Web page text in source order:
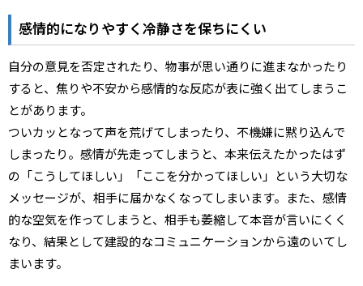
感情的になりやすく冷静さを保ちにくい
自分の意見を否定されたり、物事が思い通りに進まなかったり
すると、焦りや不安から感情的な反応が表に強く出てしまうこ
とがあります。
ついカッとなって声を荒げてしまったり、不機嫌に黙り込んで
しまったり。感情が先走ってしまうと、本来伝えたかったはず
の「こうしてほしい」「ここを分かってほしい」という大切な
メッセージが、相手に届かなくなってしまいます。また、感情
的な空気を作ってしまうと、相手も萎縮して本音が言いにくく
なり、結果として建設的なコミュニケーションから遠のいてし
まいます。